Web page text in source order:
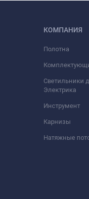
КОМПАНИЯ
Полотна
Светильники
Электрика
Инструмент
Карнизы
Натяжные